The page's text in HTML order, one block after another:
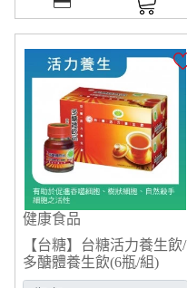
健康食品
【台糖】台糖活力養生飲/
多醣體養生飲(6瓶/組)
(846606)